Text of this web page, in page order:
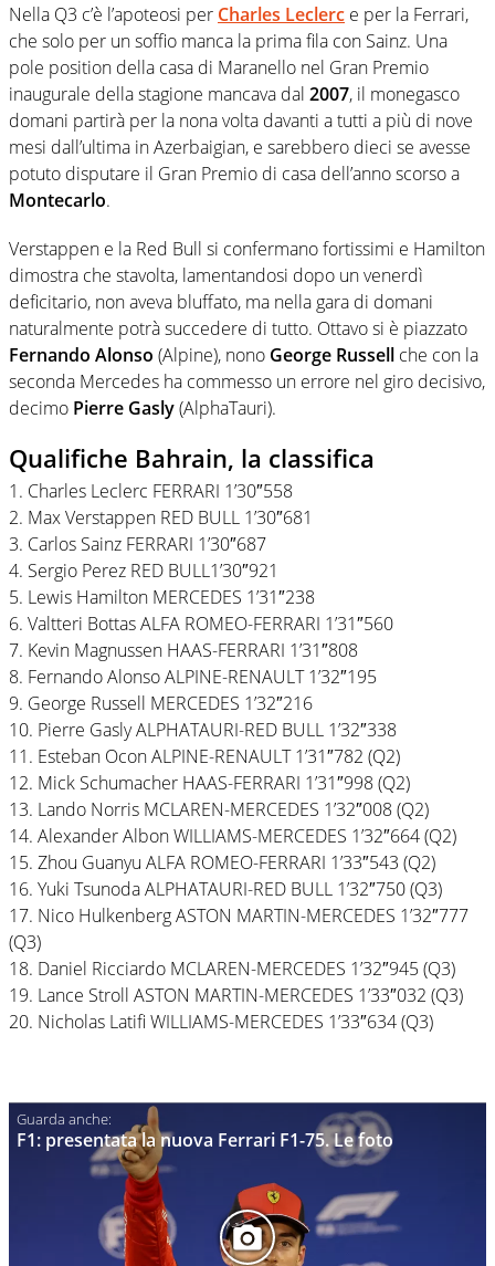
Nella Q3 c’è l’apoteosi per Charles Leclerc e per la Ferrari,
che solo per un soffio manca la prima fila con Sainz. Una
pole position della casa di Maranello nel Gran Premio
inaugurale della stagione mancava dal 2007, il monegasco
domani partirà per la nona volta davanti a tutti a più di nove
mesi dall’ultima in Azerbaigian, e sarebbero dieci se avesse
potuto disputare il Gran Premio di casa dell’anno scorso a
Montecarlo.
Verstappen e la Red Bull si confermano fortissimi e Hamilton
dimostra che stavolta, lamentandosi dopo un venerdì
deficitario, non aveva bluffato, ma nella gara di domani
naturalmente potrà succedere di tutto. Ottavo si è piazzato
Fernando Alonso (Alpine), nono George Russell che con la
seconda Mercedes ha commesso un errore nel giro decisivo,
decimo Pierre Gasly(AlphaTauri).
Qualifiche Bahrain, la classifica
1. Charles Leclerc FERRARI 1’30″558
2. Max Verstappen RED BULL 1’30″681
3. Carlos Sainz FERRARI 1’30″687
4. Sergio Perez RED BULL1’30″921
5. Lewis Hamilton MERCEDES 1’31″238
6. Valtteri Bottas ALFA ROMEO-FERRARI 1’31″560
7. Kevin Magnussen HAAS-FERRARI 1’31″808
8. Fernando Alonso ALPINE-RENAULT 1’32″195
9. George Russell MERCEDES 1’32″216
10. Pierre Gasly ALPHATAURI-RED BULL 1’32″338
11. Esteban Ocon ALPINE-RENAULT 1’31″782 (Q2)
12. Mick Schumacher HAAS-FERRARI 1’31″998 (Q2)
13. Lando Norris MCLAREN-MERCEDES 1’32″008 (Q2)
14. Alexander Albon WILLIAMS-MERCEDES 1’32″664 (Q2)
15. Zhou Guanyu ALFA ROMEO-FERRARI 1’33″543 (Q2)
16. Yuki Tsunoda ALPHATAURI-RED BULL 1’32″750 (Q3)
17. Nico Hulkenberg ASTON MARTIN-MERCEDES 1’32″777
(Q3)
18. Daniel Ricciardo MCLAREN-MERCEDES 1’32″945 (Q3)
19. Lance Stroll ASTON MARTIN-MERCEDES 1’33″032 (Q3)
20. Nicholas Latifi WILLIAMS-MERCEDES 1’33″634 (Q3)
F1: presentata la nuova Ferrari F1-75. Le foto